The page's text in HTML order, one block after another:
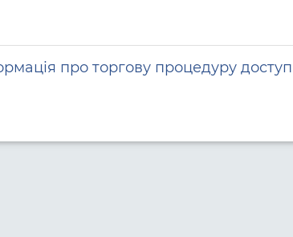
про торгову процедуру